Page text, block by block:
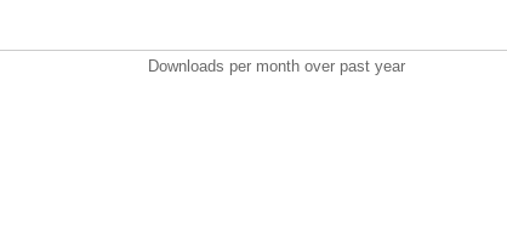
Downloads per month over past year